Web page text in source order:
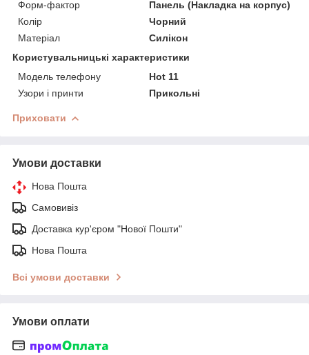
Форм-фактор
Панель (Накладка на корпус)
Колір
Чорний
Матеріал
Силікон
Користувальницькі характеристики
Модель телефону
Hot 11
Узори і принти
Прикольні
Приховати
Умови доставки
Нова Пошта
Самовивіз
Доставка кур'єром "Нової Пошти"
Нова Пошта
Всі умови доставки
Умови оплати